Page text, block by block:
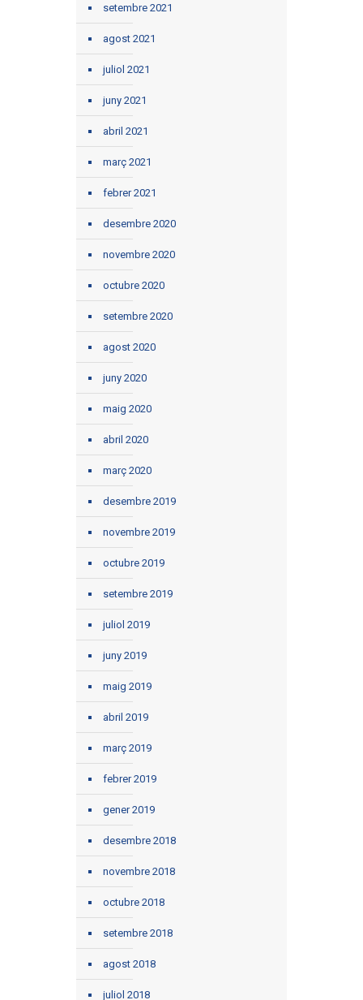
setembre 2021
agost 2021
juliol 2021
juny 2021
abril 2021
març 2021
febrer 2021
desembre 2020
novembre 2020
octubre 2020
setembre 2020
agost 2020
juny 2020
maig 2020
abril 2020
març 2020
desembre 2019
novembre 2019
octubre 2019
setembre 2019
juliol 2019
juny 2019
maig 2019
abril 2019
març 2019
febrer 2019
gener 2019
desembre 2018
novembre 2018
octubre 2018
setembre 2018
agost 2018
juliol 2018